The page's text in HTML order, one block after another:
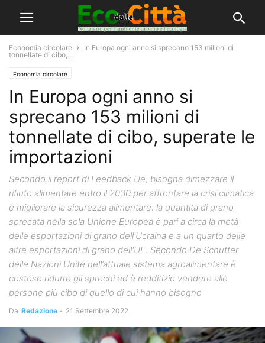
Economia circolare
In Europa ogni anno si sprecano 153 milioni di
tonnellate di cibo,...
Economia circolare
In Europa ogni anno si
sprecano 153 milioni di
tonnellate di cibo, superate le
importazioni
Secondo il report di Feedback Ue, bisogna dimezzare il
rifiuto alimentare entro il 2030 per affrontare la crisi climatica
e migliorare la sicurezza alimentare: la quantità di grano
sprecata nella sola Unione Europea è pari a circa la metà
delle esportazioni di grano dell'Ucraina e a un quarto delle
altre esportazioni di grano dell'UE. Secondo De Schutter
delle Nazioni Unite nell’attuale sistema agroalimentare è
costoso ridurre gli sprechi ed è redditizio vendere alle
persone più cibo di quello di cui hanno bisogno
Da Redazione - 21 Settembre 2022